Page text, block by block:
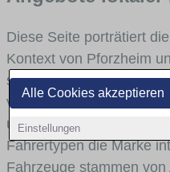
Alle Cookies akzeptieren
Einstellungen
Diese Seite porträtiert
Kontext von Pforzheim
skizzieren, in welchen
vertreten ist, welche
und Umlandverkehr zu
Fahrertypen die Marke
Fahrzeuge stammen